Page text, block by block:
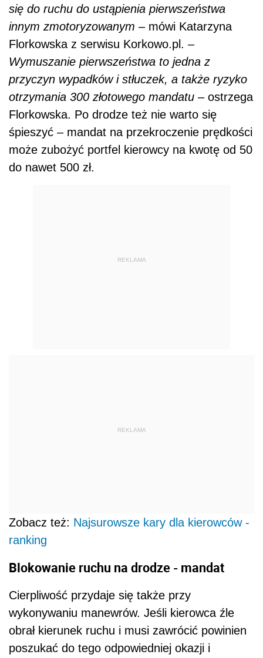
się do ruchu do ustąpienia pierwszeństwa
innym zmotoryzowanym – mówi Katarzyna
Florkowska z serwisu Korkowo.pl. –
Wymuszanie pierwszeństwa to jedna z
przyczyn wypadków i stłuczek, a także ryzyko
otrzymania 300 złotowego mandatu – ostrzega
Florkowska. Po drodze też nie warto się
śpieszyć – mandat na przekroczenie prędkości
może zubożyć portfel kierowcy na kwotę od 50
do nawet 500 zł.
REKLAMA
REKLAMA
Zobacz też: Najsurowsze kary dla kierowców -
ranking
Blokowanie ruchu na drodze - mandat
Cierpliwość przydaje się także przy
wykonywaniu manewrów. Jeśli kierowca źle
obrał kierunek ruchu i musi zawrócić powinien
poszukać do tego odpowiedniej okazji i